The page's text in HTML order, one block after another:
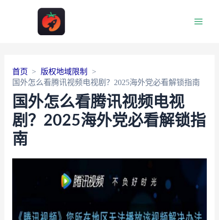
首页
版权地域限制
国外怎么看腾讯视频电视剧？2025海外党必看解锁指南
国外怎么看腾讯视频电视
剧？2025海外党必看解锁指
南